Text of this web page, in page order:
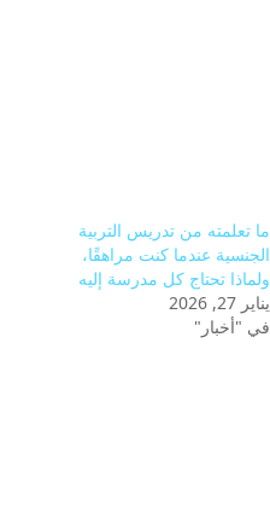
ما تعلمته من تدريس التربية
الجنسية عندما كنت مراهقًا،
ولماذا تحتاج كل مدرسة إليه
يناير 27, 2026
في "أخبار"